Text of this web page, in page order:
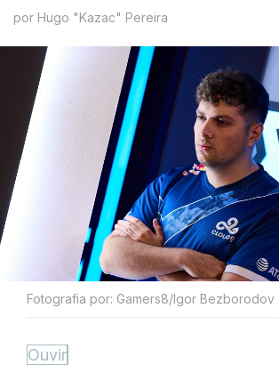
por Hugo "Kazac" Pereira
Fotografia por: Gamers8/Igor Bezborodov
Ouvir